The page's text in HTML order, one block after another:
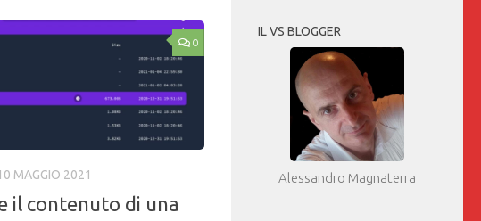
0
MAGGIO 2021
il contenuto di una
IL VS BLOGGER
Alessandro Magnaterra